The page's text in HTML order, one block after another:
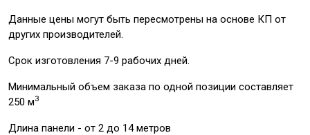
Данные цены могут быть пересмотрены на основе КП от
других производителей.
Срок изготовления 7-9 рабочих дней.
Минимальный объем заказа по одной позиции составляет
250 м3
Длина панели - от 2 до 14 метров